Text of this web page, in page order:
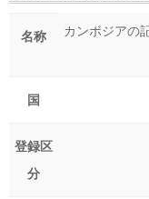
名称
カンボジアの
国
登録区
分